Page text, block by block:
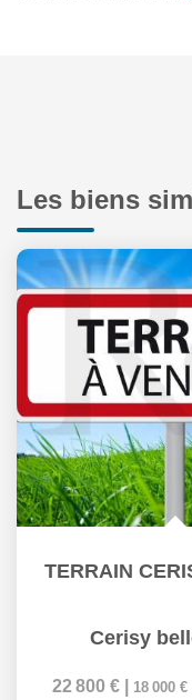
Les biens
Cerisy
22 800 € 18 000 €